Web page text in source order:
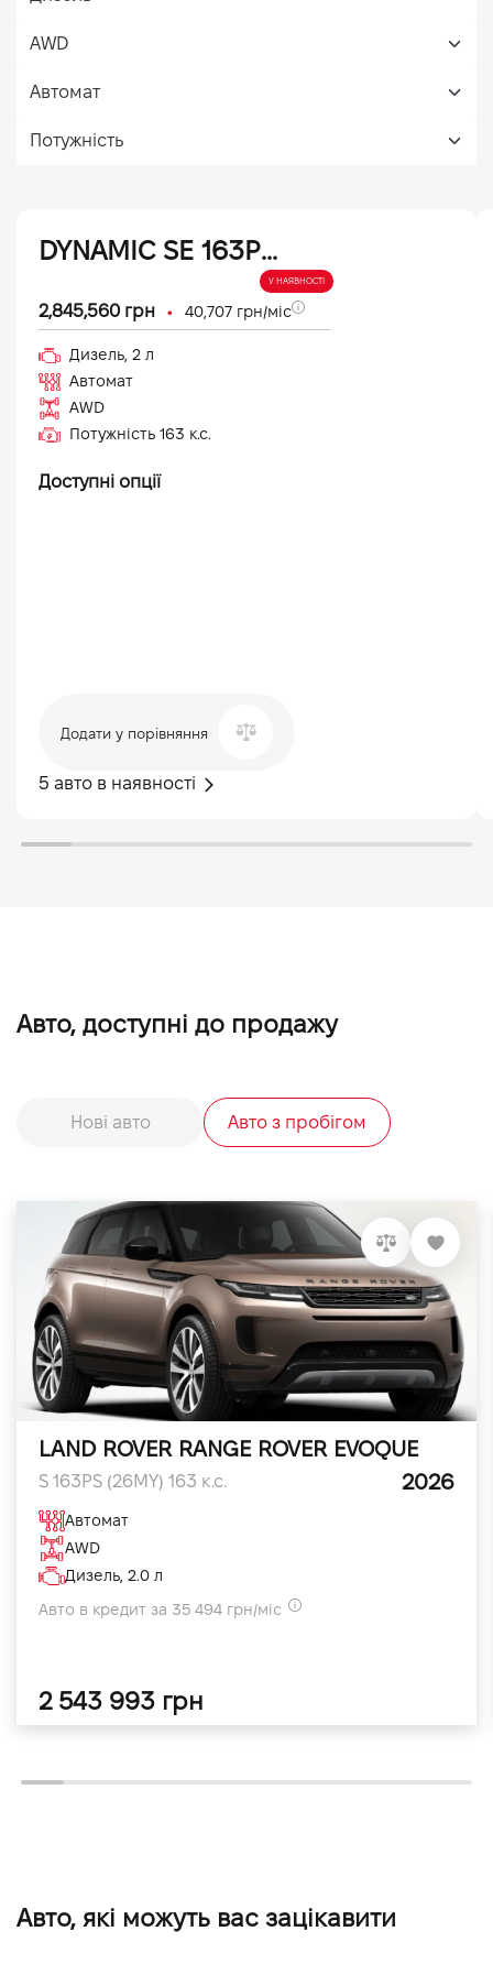
DYNAMIC SE 163PS (26,5 MY)
У НАЯВНОСТІ
2,845,560 грн • 40,707 грн/міс
Дизель, 2 л
Автомат
AWD
Потужність 163 к.с.
Доступні опції
5 авто в наявності
Додати у порівняння
Авто, доступні до продажу
Нові авто Авто з пробігом
LAND ROVER RANGE ROVER EVOQUE
S 163PS (26MY) 163 к.с. 2026
Автомат
AWD
Дизель, 2.0 л
Авто в кредит за 35 494 грн/міс
2 543 993 грн
Авто, які можуть вас зацікавити